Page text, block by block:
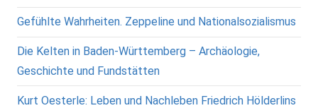
Gefühlte Wahrheiten. Zeppeline und Nationalsozialismus
Die Kelten in Baden-Württemberg – Archäologie,
Geschichte und Fundstätten
Kurt Oesterle: Leben und Nachleben Friedrich Hölderlins